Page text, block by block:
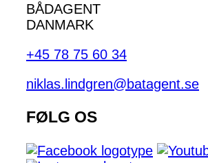
BÅDAGENT
DANMARK
+45 78 75 60 34
niklas.lindgren@batagent.se
FØLG OS